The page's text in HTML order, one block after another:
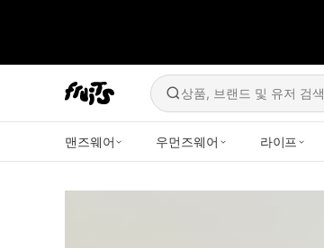
상품, 브랜드 및 유저 검색
맨즈웨어 우먼즈웨어 라이프